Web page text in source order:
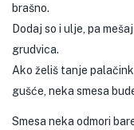
brašno.
Dodaj so i ulje, pa
grudvica.
Ako želiš tanje
gušće, neka smesa
Smesa neka odmori